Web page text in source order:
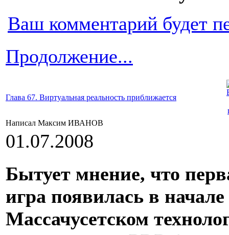
Ваш комментарий будет
Продолжение...
Глава 67. Виртуальная реальность приближается
Написал Максим ИВАНОВ
01.07.2008
Бытует мнение, что
игра появилась в
Массачусетском